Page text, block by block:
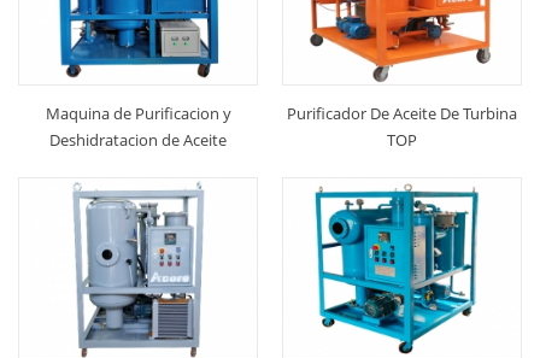
Maquina de Purificacion y
Deshidratacion de Aceite
Purificador De Aceite De Turbina
TOP